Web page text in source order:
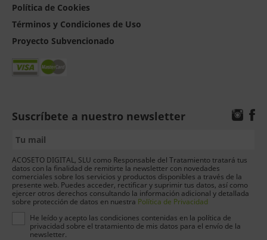
Política de Cookies
Términos y Condiciones de Uso
Proyecto Subvencionado
Suscríbete a nuestro newsletter
ACOSETO DIGITAL, SLU como Responsable del Tratamiento tratará tus
datos con la finalidad de remitirte la newsletter con novedades
comerciales sobre los servicios y productos disponibles a través de la
presente web. Puedes acceder, rectificar y suprimir tus datos, así como
ejercer otros derechos consultando la información adicional y detallada
sobre protección de datos en nuestra Política de Privacidad
He leído y acepto las condiciones contenidas en la política de
privacidad sobre el tratamiento de mis datos para el envío de la
newsletter.